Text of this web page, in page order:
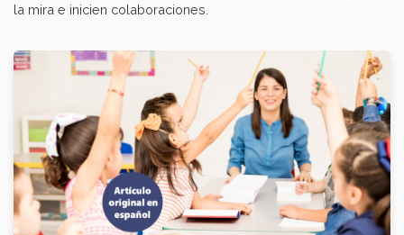
la mira e inicien colaboraciones.